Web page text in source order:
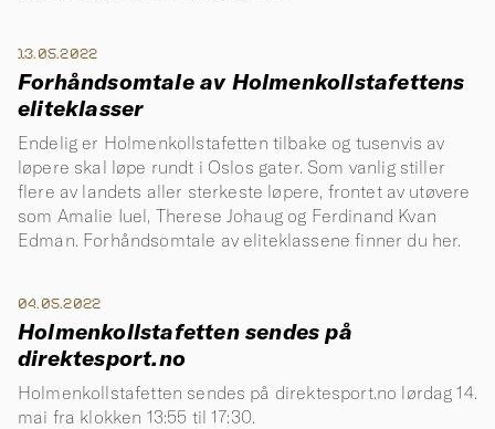
13.05.2022
Forhåndsomtale av Holmenkollstafettens
eliteklasser
Endelig er Holmenkollstafetten tilbake og tusenvis av
løpere skal løpe rundt i Oslos gater. Som vanlig stiller
flere av landets aller sterkeste løpere, frontet av utøvere
som Amalie Iuel, Therese Johaug og Ferdinand Kvan
Edman. Forhåndsomtale av eliteklassene finner du her.
04.05.2022
Holmenkollstafetten sendes på
direktesport.no
Holmenkollstafetten sendes på direktesport.no lørdag 14.
mai fra klokken 13:55 til 17:30.